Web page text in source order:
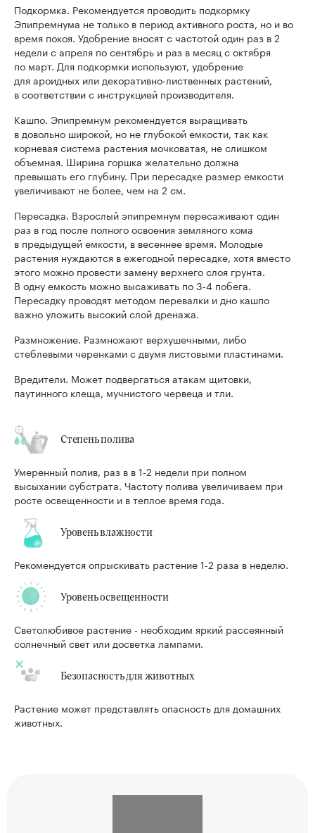
Подкормка. Рекомендуется проводить подкормку
Эпипремнума не только в период активного роста, но и во
время покоя. Удобрение вносят с частотой один раз в 2
недели с апреля по сентябрь и раз в месяц с октября
по март. Для подкормки используют, удобрение
для ароидных или декоративно-лиственных растений,
в соответствии с инструкцией производителя.
Кашпо. Эпипремнум рекомендуется выращивать
в довольно широкой, но не глубокой емкости, так как
корневая система растения мочковатая, не слишком
объемная. Ширина горшка желательно должна
превышать его глубину. При пересадке размер емкости
увеличивают не более, чем на 2 см.
Пересадка. Взрослый эпипремнум пересаживают один
раз в год после полного освоения земляного кома
в предыдущей емкости, в весеннее время. Молодые
растения нуждаются в ежегодной пересадке, хотя вместо
этого можно провести замену верхнего слоя грунта.
В одну емкость можно высаживать по 3-4 побега.
Пересадку проводят методом перевалки и дно кашпо
важно уложить высокий слой дренажа.
Размножение. Размножают верхушечными, либо
стеблевыми черенками с двумя листовыми пластинами.
Вредители. Может подвергаться атакам щитовки,
паутинного клеща, мучнистого червеца и тли.
Степень полива
Умеренный полив, раз в в 1-2 недели при полном
высыхании субстрата. Частоту полива увеличиваем при
росте освещенности и в теплое время года.
Уровень влажности
Рекомендуется опрыскивать растение 1-2 раза в неделю.
Уровень освещенности
Светолюбивое растение - необходим яркий рассеянный
солнечный свет или досветка лампами.
Безопасность для животных
Растение может представлять опасность для домашних
животных.